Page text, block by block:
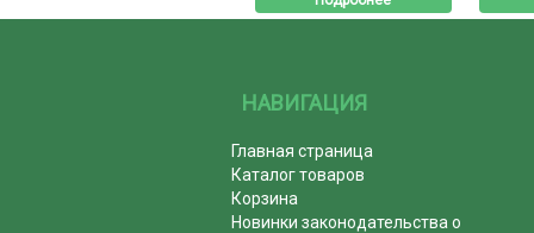
НАВИГАЦИЯ
Главная страница
Каталог товаров
Корзина
Новинки законодательства о